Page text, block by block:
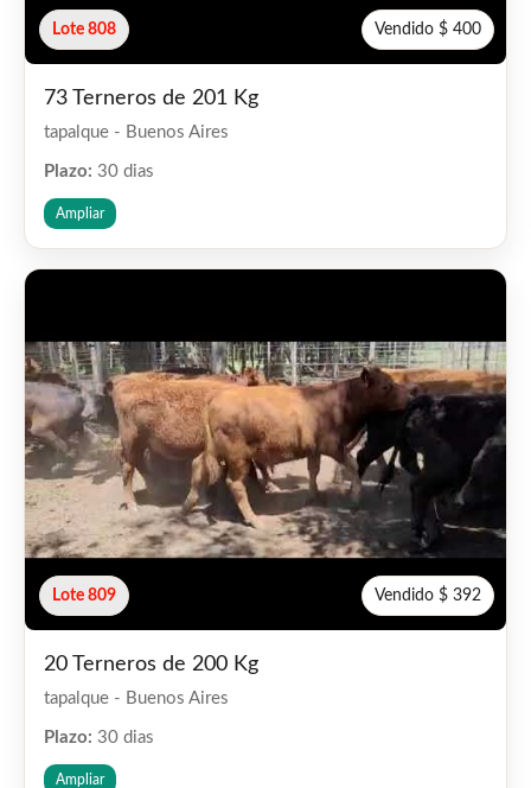
Lote 808 Vendido $ 400
73 Terneros de 201 Kg
tapalque - Buenos Aires
Plazo: 30 dias
Ampliar
Lote 809 Vendido $ 392
20 Terneros de 200 Kg
tapalque - Buenos Aires
Plazo: 30 dias
Ampliar